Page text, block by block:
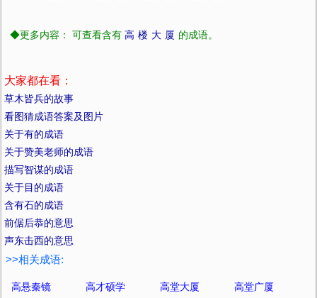
◆更多内容： 可查看含有 高 楼 大 厦 的成语。
大家都在看：
草木皆兵的故事
看图猜成语答案及图片
关于有的成语
关于赞美老师的成语
描写智谋的成语
关于目的成语
含有石的成语
前倨后恭的意思
声东击西的意思
>>相关成语:
高悬秦镜 高才硕学 高堂大厦
高堂广厦